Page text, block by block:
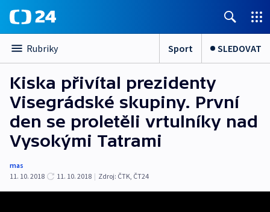
Rubriky Sport SLEDOVAT
Kiska přivítal prezidenty
Visegrádské skupiny. První
den se proletěli vrtulníky nad
Vysokými Tatrami
mas
11. 10. 2018
11. 10. 2018 | Zdroj: ČTK, ČT24